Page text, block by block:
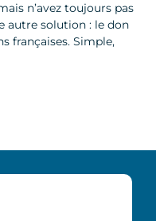
n’avez toujours pas
autre solution : le don
françaises. Simple,